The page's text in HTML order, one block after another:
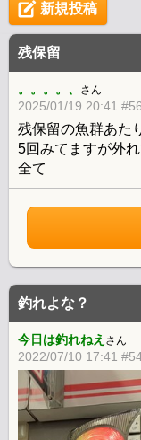
新規投稿
残保留
。。。。、 さん
2025/01/19 20:41
残保留の魚群あた
5回みてますが外
全て
釣れよな？
今日は釣れねえ さん
2022/07/10 17:41